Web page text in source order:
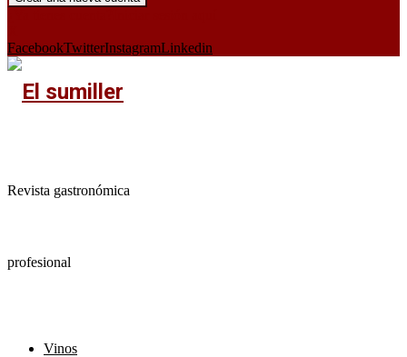
FacebookTwitterInstagramLinkedin
Revista gastronómica
profesional
Vinos